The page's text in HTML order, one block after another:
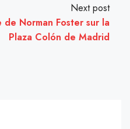
Next post
Norman Foster sur la
Plaza Colón de Madrid